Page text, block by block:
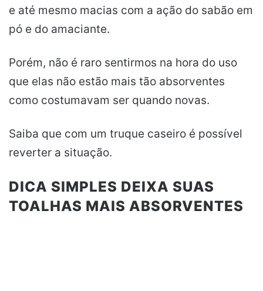
e até mesmo macias com a ação do sabão em
pó e do amaciante.
Porém, não é raro sentirmos na hora do uso
que elas não estão mais tão absorventes
como costumavam ser quando novas.
Saiba que com um truque caseiro é possível
reverter a situação.
DICA SIMPLES DEIXA SUAS
TOALHAS MAIS ABSORVENTES